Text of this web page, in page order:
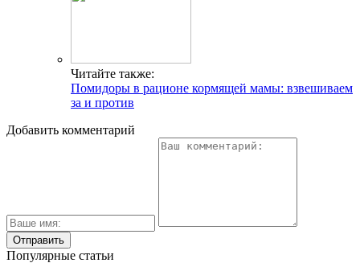
Читайте также:
Помидоры в рационе кормящей мамы: взвешиваем
за и против
Добавить комментарий
Популярные статьи